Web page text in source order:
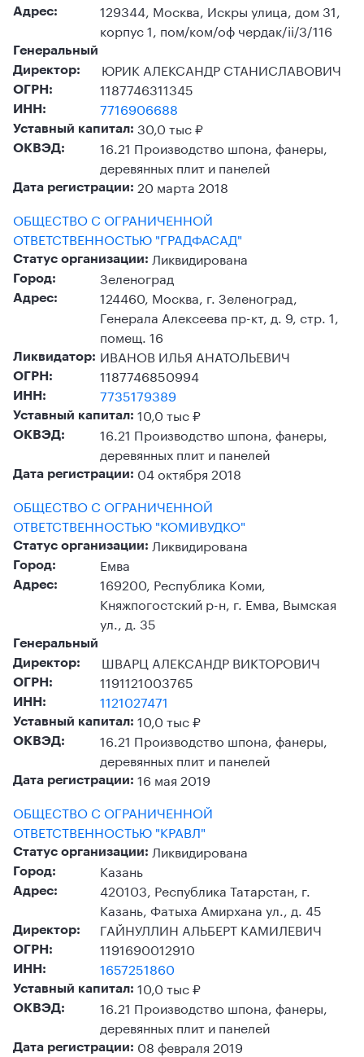
Адрес:
129344, Москва, Искры улица, дом 31,
корпус 1, пом/ком/оф чердак/ii/3/116
Генеральный
Директор:
ЮРИК АЛЕКСАНДР СТАНИСЛАВОВИЧ
ОГРН: 1187746311345
ИНН: 7716906688
Уставный капитал: 30,0 тыс ₽
ОКВЭД:
16.21 Производство шпона, фанеры,
деревянных плит и панелей
Дата регистрации: 20 марта 2018
ОБЩЕСТВО С ОГРАНИЧЕННОЙ
ОТВЕТСТВЕННОСТЬЮ "ГРАДФАСАД"
Статус организации: Ликвидирована
Город: Зеленоград
Адрес:
124460, Москва, г. Зеленоград,
Генерала Алексеева пр-кт, д. 9, стр. 1,
помещ. 16
Ликвидатор: ИВАНОВ ИЛЬЯ АНАТОЛЬЕВИЧ
ОГРН: 1187746850994
ИНН: 7735179389
Уставный капитал: 10,0 тыс ₽
ОКВЭД:
16.21 Производство шпона, фанеры,
деревянных плит и панелей
Дата регистрации: 04 октября 2018
ОБЩЕСТВО С ОГРАНИЧЕННОЙ
ОТВЕТСТВЕННОСТЬЮ "КОМИВУДКО"
Статус организации: Ликвидирована
Город: Емва
Адрес:
169200, Республика Коми,
Княжпогостский р-н, г. Емва, Вымская
ул., д. 35
Генеральный
Директор:
ШВАРЦ АЛЕКСАНДР ВИКТОРОВИЧ
ОГРН: 1191121003765
ИНН: 1121027471
Уставный капитал: 10,0 тыс ₽
ОКВЭД:
16.21 Производство шпона, фанеры,
деревянных плит и панелей
Дата регистрации: 16 мая 2019
ОБЩЕСТВО С ОГРАНИЧЕННОЙ
ОТВЕТСТВЕННОСТЬЮ "КРАВЛ"
Статус организации: Ликвидирована
Город: Казань
Адрес:
420103, Республика Татарстан, г.
Казань, Фатыха Амирхана ул., д. 45
Директор: ГАЙНУЛЛИН АЛЬБЕРТ КАМИЛЕВИЧ
ОГРН: 1191690012910
ИНН: 1657251860
Уставный капитал: 10,0 тыс ₽
ОКВЭД:
16.21 Производство шпона, фанеры,
деревянных плит и панелей
Дата регистрации: 08 февраля 2019